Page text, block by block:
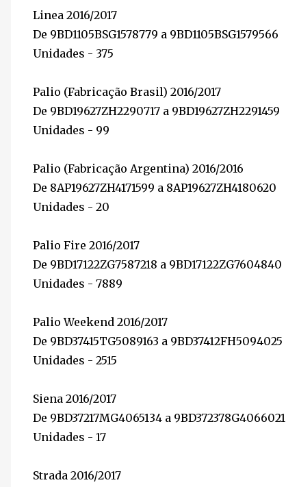
Linea 2016/2017
De 9BD1105BSG1578779 a 9BD1105BSG1579566
Unidades - 375
Palio (Fabricação Brasil) 2016/2017
De 9BD19627ZH2290717 a 9BD19627ZH2291459
Unidades - 99
Palio (Fabricação Argentina) 2016/2016
De 8AP19627ZH4171599 a 8AP19627ZH4180620
Unidades - 20
Palio Fire 2016/2017
De 9BD17122ZG7587218 a 9BD17122ZG7604840
Unidades - 7889
Palio Weekend 2016/2017
De 9BD37415TG5089163 a 9BD37412FH5094025
Unidades - 2515
Siena 2016/2017
De 9BD37217MG4065134 a 9BD372378G4066021
Unidades - 17
Strada 2016/2017